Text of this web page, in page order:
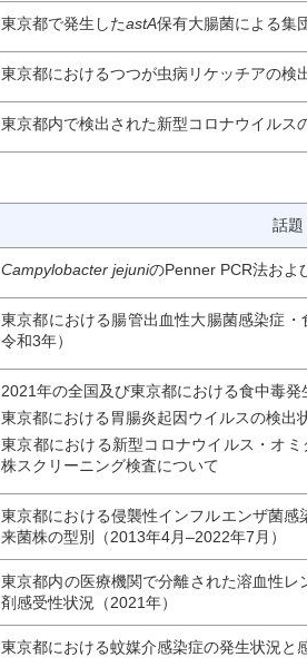
東京都で発生したastA保有大腸菌による集
東京都におけるつつが虫病リケッチアの検
東京都内で検出された新型コロナウイルス
話題
Campylobacter jejuniのPenner PCR法およ
東京都における腸管出血性大腸菌感染症
令和3年）
2021年の全国及び東京都における食中毒発
東京都における胃腸炎起因ウイルスの検出
東京都における新型コロナウイルス・オ
株スクリーニング検査について
東京都における侵襲性インフルエンザ菌
来菌株の型別（2013年4月–2022年7月）
東京都内の医療機関で分離された溶血性
剤感受性状況（2021年）
東京都における蚊媒介感染症の発生状況と